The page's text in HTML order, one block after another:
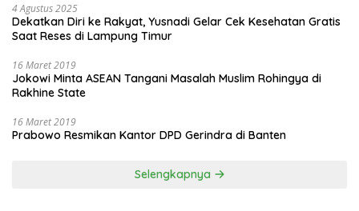
4 Agustus 2025
Dekatkan Diri ke Rakyat, Yusnadi Gelar Cek Kesehatan Gratis
Saat Reses di Lampung Timur
16 Maret 2019
Jokowi Minta ASEAN Tangani Masalah Muslim Rohingya di
Rakhine State
16 Maret 2019
Prabowo Resmikan Kantor DPD Gerindra di Banten
Selengkapnya